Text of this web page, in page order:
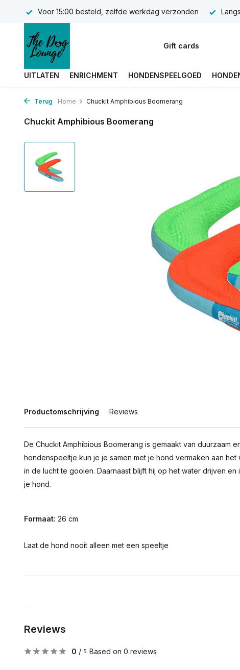
Voor 15:00 besteld, zelfde werkdag verzonden
Gift cards
UITLATEN ENRICHMENT HONDENSPEELGOED
Terug Home Chuckit Amphibious Boomerang
Chuckit Amphibious Boomerang
Productomschrijving Reviews
De Chuckit Amphibious Boomerang is gemaakt van duurzaam
hondenspeeltje kun je je samen met je hond vermaken aan
in de lucht te gooien. Daarnaast blijft hij op het water drijven
je hond.
Formaat: 26 cm
Laat de hond nooit alleen met een speeltje
Reviews
0 / 5 Based on 0 reviews